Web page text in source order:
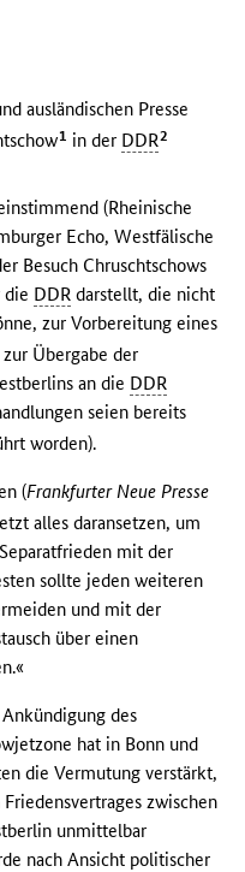
ausländischen Presse
1 in der DDR2
(Rheinische
Echo, Westfälische
Besuch Chruschtschows
DDR darstellt, die nicht
zur Vorbereitung eines
zur Übergabe der
an die DDR
seien bereits
worden).
(Frankfurter Neue Presse
alles daransetzen, um
mit der
sollte jeden weiteren
und mit der
über einen
des
hat in Bonn und
die Vermutung verstärkt,
zwischen
unmittelbar
nach Ansicht politischer